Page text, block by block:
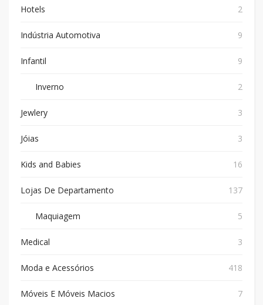
Hotels 2
Indústria Automotiva 9
Infantil 9
Inverno 2
Jewlery 3
Jóias 3
Kids and Babies 16
Lojas De Departamento 137
Maquiagem 5
Medical 3
Moda e Acessórios 418
Móveis E Móveis Macios 7